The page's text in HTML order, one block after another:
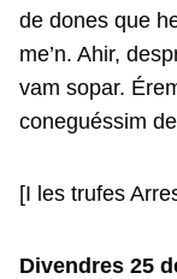
de dones que
me’n. Ahir,
vam sopar.
coneguéssim
[I les trufes
Divendres 25